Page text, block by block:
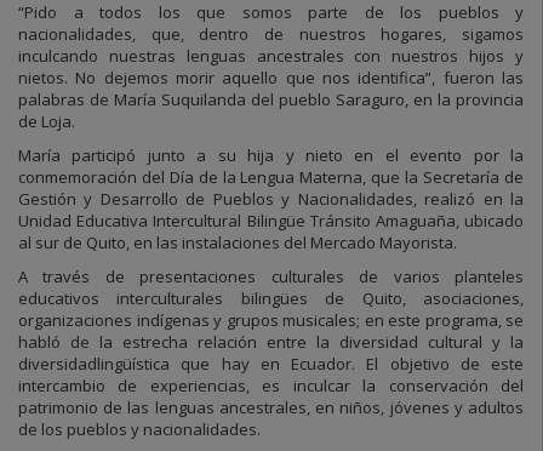
“Pido a todos los que somos parte de los pueblos y
nacionalidades, que, dentro de nuestros hogares, sigamos
inculcando nuestras lenguas ancestrales con nuestros hijos y
nietos. No dejemos morir aquello que nos identifica”, fueron las
palabras de María Suquilanda del pueblo Saraguro, en la provincia
de Loja.
María participó junto a su hija y nieto en el evento
por la
conmemoración del Día de la Lengua Materna, que la Secretaría de
Gestión y Desarrollo de Pueblos y Nacionalidades, realizó en la
Unidad Educativa Intercultural Bilingüe Tránsito Amaguaña, ubicado
al sur de Quito, en las instalaciones del Mercado Mayorista.
A través de presentaciones culturales de varios planteles
educativos interculturales bilingües de Quito, asociaciones,
organizaciones indígenas y grupos musicales; en este programa, se
habló de la estrecha relación entre la diversidad cultural y la
diversidadlingüística que hay en Ecuador. El objetivo de este
intercambio de experiencias, es inculcar la conservación del
patrimonio de las lenguas ancestrales, en niños, jóvenes y adultos
de los pueblos y nacionalidades.